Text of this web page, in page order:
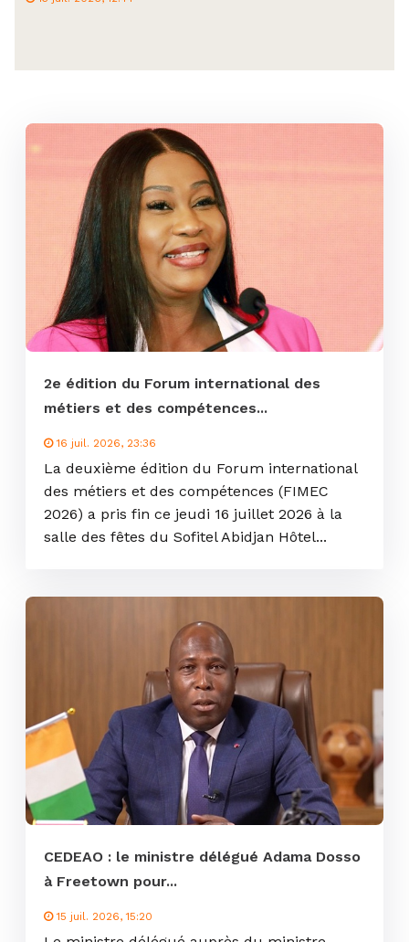
2e édition du Forum international des
métiers et des compétences...
16 juil. 2026, 23:36
La deuxième édition du Forum international
des métiers et des compétences (FIMEC
2026) a pris fin ce jeudi 16 juillet 2026 à la
salle des fêtes du Sofitel Abidjan Hôtel...
CEDEAO : le ministre délégué Adama Dosso
à Freetown pour...
15 juil. 2026, 15:20